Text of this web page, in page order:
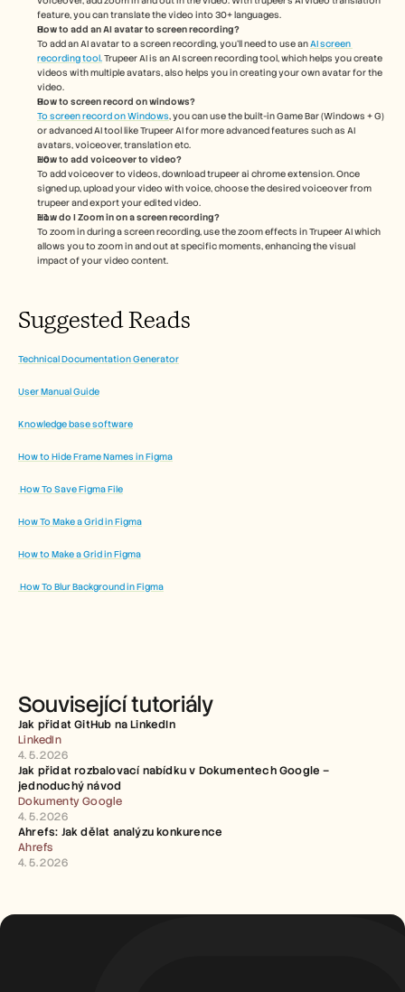
feature, you can translate the video into 30+ languages.
How to add an AI avatar to screen recording?
To add an AI avatar to a screen recording, you'll need to use an AI screen
recording tool. Trupeer AI is an AI screen recording tool, which helps you create
videos with multiple avatars, also helps you in creating your own avatar for the
video.
How to screen record on windows?
To screen record on Windows, you can use the built-in Game Bar (Windows + G)
or advanced AI tool like Trupeer AI for more advanced features such as AI
avatars, voiceover, translation etc.
How to add voiceover to video?
To add voiceover to videos, download trupeer ai chrome extension. Once
signed up, upload your video with voice, choose the desired voiceover from
trupeer and export your edited video.
How do I Zoom in on a screen recording?
To zoom in during a screen recording, use the zoom effects in Trupeer AI which
allows you to zoom in and out at specific moments, enhancing the visual
impact of your video content.
Suggested Reads
Technical Documentation Generator
User Manual Guide
Knowledge base software
How to Hide Frame Names in Figma
How To Save Figma File
How To Make a Grid in Figma
How to Make a Grid in Figma
How To Blur Background in Figma
Související tutoriály
Jak přidat GitHub na LinkedIn
LinkedIn
4. 5. 2026
Jak přidat rozbalovací nabídku v Dokumentech Google –
jednoduchý návod
Dokumenty Google
4. 5. 2026
Ahrefs: Jak dělat analýzu konkurence
Ahrefs
4. 5. 2026